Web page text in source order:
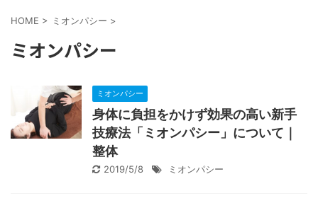
HOME > ミオンパシー >
ミオンパシー
ミオンパシー
身体に負担をかけず効果の高い新手
技療法「ミオンパシー」について｜
整体
2019/5/8 ミオンパシー